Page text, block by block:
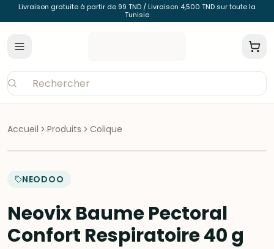
Livraison gratuite à partir de 99 TND / Livraison 4,500 TND sur toute la
Tunisie
Accueil Produits Colique
NEODOO
Neovix Baume Pectoral
Confort Respiratoire 40 g